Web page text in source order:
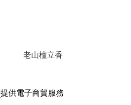
老山檀立香
提供電子商貿服務